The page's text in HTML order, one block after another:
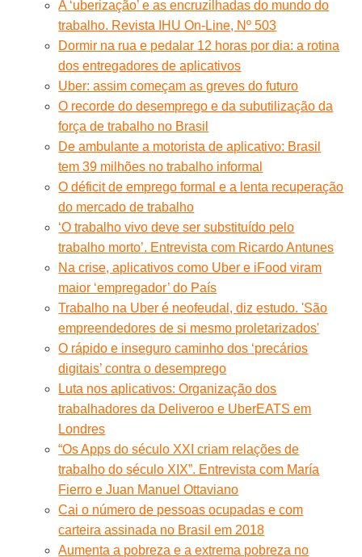
A ‘uberização’ e as encruzilhadas do mundo do
trabalho. Revista IHU On-Line, Nº 503
Dormir na rua e pedalar 12 horas por dia: a rotina
dos entregadores de aplicativos
Uber: assim começam as greves do futuro
O recorde do desemprego e da subutilização da
força de trabalho no Brasil
De ambulante a motorista de aplicativo: Brasil
tem 39 milhões no trabalho informal
O déficit de emprego formal e a lenta recuperação
do mercado de trabalho
‘O trabalho vivo deve ser substituído pelo
trabalho morto’. Entrevista com Ricardo Antunes
Na crise, aplicativos como Uber e iFood viram
maior ‘empregador’ do País
Trabalho na Uber é neofeudal, diz estudo. 'São
empreendedores de si mesmo proletarizados'
O rápido e inseguro caminho dos ‘precários
digitais’ contra o desemprego
Luta nos aplicativos: Organização dos
trabalhadores da Deliveroo e UberEATS em
Londres
“Os Apps do século XXI criam relações de
trabalho do século XIX”. Entrevista com María
Fierro e Juan Manuel Ottaviano
Cai o número de pessoas ocupadas e com
carteira assinada no Brasil em 2018
Aumenta a pobreza e a extrema pobreza no